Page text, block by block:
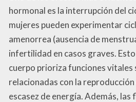
hormonal es la interrupción del
mujeres pueden experimentar
amenorrea (ausencia de
infertilidad en casos graves.
cuerpo prioriza funciones vitales
relacionadas con la
escasez de energía. Además, las